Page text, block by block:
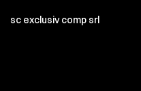
sc exclusiv comp srl